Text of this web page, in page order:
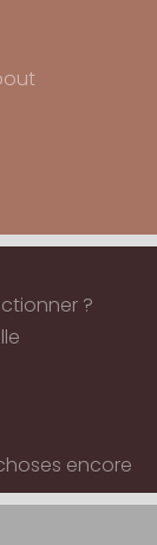
?
encore